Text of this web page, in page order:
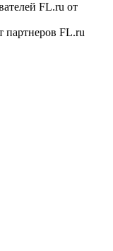
FL.ru от
партнеров FL.ru